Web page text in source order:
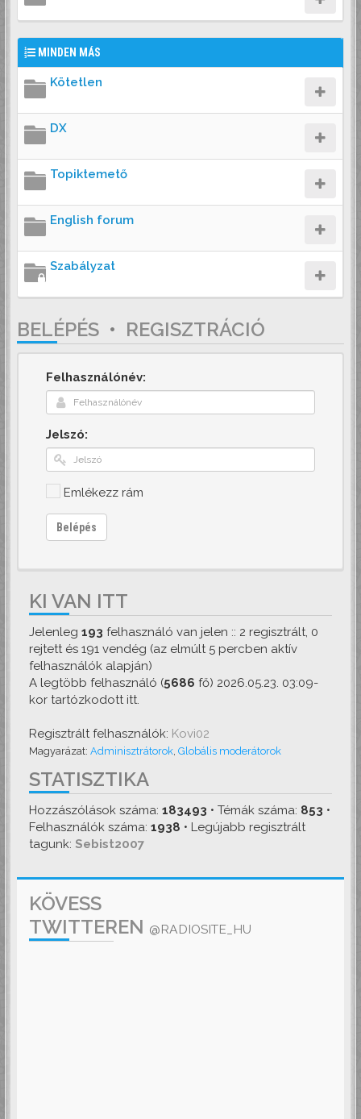
MINDEN MÁS
Kötetlen
DX
Topiktemető
English forum
Szabályzat
BELÉPÉS • REGISZTRÁCIÓ
Felhasználónév:
Jelszó:
Emlékezz rám
Belépés
KI VAN ITT
Jelenleg 193 felhasználó van jelen :: 2 regisztrált, 0
rejtett és 191 vendég (az elmúlt 5 percben aktív
felhasználók alapján)
A legtöbb felhasználó (5686 fő) 2026.05.23. 03:09-
kor tartózkodott itt.
Regisztrált felhasználók: Kovi02
Magyarázat: Adminisztrátorok Globális moderátorok
STATISZTIKA
Hozzászólások száma: 183493 • Témák száma: 853 •
Felhasználók száma: 1938 • Legújabb regisztrált
tagunk: Sebist2007
KÖVESS
TWITTEREN @RADIOSITE_HU